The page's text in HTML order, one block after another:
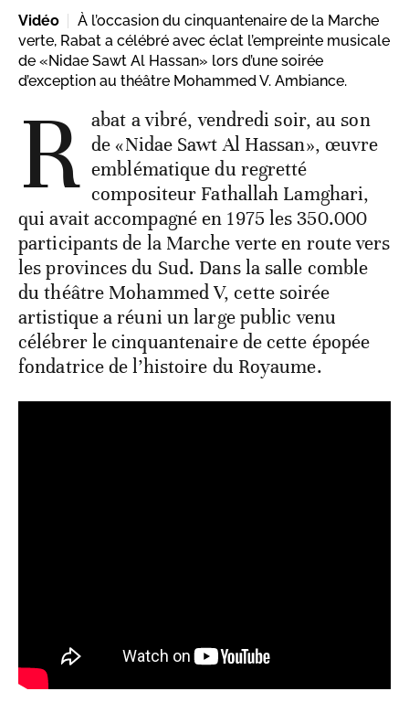
Vidéo
À l’occasion du cinquantenaire de la Marche
verte, Rabat a célébré avec éclat l’empreinte musicale
de «Nidae Sawt Al Hassan» lors d’une soirée
d’exception au théâtre Mohammed V. Ambiance.
R abat a vibré, vendredi soir, au son
de «Nidae Sawt Al Hassan», œuvre
emblématique du regretté
compositeur Fathallah Lamghari,
qui avait accompagné en 1975 les 350.000
participants de la Marche verte en route vers
les provinces du Sud. Dans la salle comble
du théâtre Mohammed V, cette soirée
artistique a réuni un large public venu
célébrer le cinquantenaire de cette épopée
fondatrice de l’histoire du Royaume.